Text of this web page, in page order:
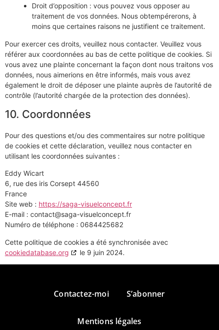
Droit d’opposition : vous pouvez vous opposer au
traitement de vos données. Nous obtempérerons, à
moins que certaines raisons ne justifient ce traitement.
Pour exercer ces droits, veuillez nous contacter. Veuillez vous
référer aux coordonnées au bas de cette politique de cookies. Si
vous avez une plainte concernant la façon dont nous traitons vos
données, nous aimerions en être informés, mais vous avez
également le droit de déposer une plainte auprès de l’autorité de
contrôle (l’autorité chargée de la protection des données).
10. Coordonnées
Pour des questions et/ou des commentaires sur notre politique
de cookies et cette déclaration, veuillez nous contacter en
utilisant les coordonnées suivantes :
Eddy Wicart
6, rue des iris Corsept 44560
France
Site web : https://saga-visuelconcept.fr
E-mail : contact@saga-visuelconcept.fr
Numéro de téléphone : 0684425682
Cette politique de cookies a été synchronisée avec
cookiedatabase.org
le 9 juin 2024.
Contactez-moi
S’abonner
Mentions légales